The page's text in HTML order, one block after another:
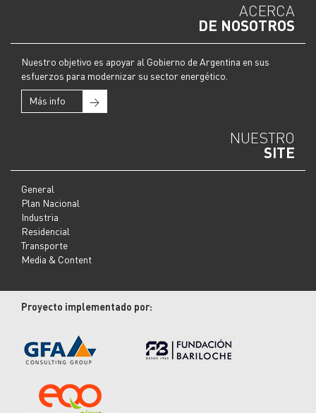
ACERCA
DE NOSOTROS
Nuestro objetivo es apoyar al Gobierno de Argentina en sus
esfuerzos para modernizar su sector energético.
Más info
→
NUESTRO
SITE
General
Plan Nacional
Industria
Residencial
Transporte
Media & Content
Proyecto implementado por: